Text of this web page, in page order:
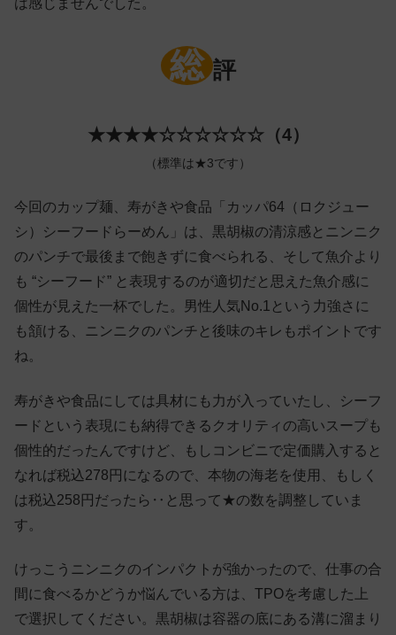
は感じませんでした。
総 評
★★★★☆☆☆☆☆☆（4）
（標準は★3です）
今回のカップ麺、寿がきや食品「カッパ64（ロクジュー
シ）シーフードらーめん」は、黒胡椒の清涼感とニンニク
のパンチで最後まで飽きずに食べられる、そして魚介より
も “シーフード” と表現するのが適切だと思えた魚介感に
個性が見えた一杯でした。男性人気No.1という力強さに
も頷ける、ニンニクのパンチと後味のキレもポイントです
ね。
寿がきや食品にしては具材にも力が入っていたし、シーフ
ードという表現にも納得できるクオリティの高いスープも
個性的だったんですけど、もしコンビニで定価購入すると
なれば税込278円になるので、本物の海老を使用、もしく
は税込258円だったら‥と思って★の数を調整していま
す。
けっこうニンニクのインパクトが強かったので、仕事の合
間に食べるかどうか悩んでいる方は、TPOを考慮した上
で選択してください。黒胡椒は容器の底にある溝に溜まり